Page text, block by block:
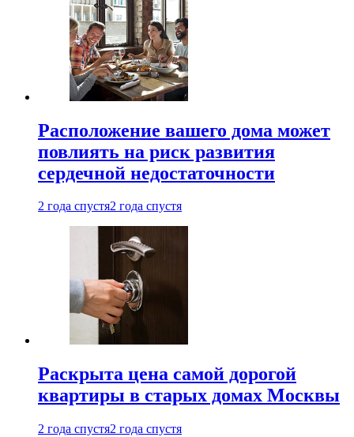
Расположение вашего дома может
повлиять на риск развития
сердечной недостаточности
2 года спустя2 года спустя
Раскрыта цена самой дорогой
квартиры в старых домах Москвы
2 года спустя2 года спустя